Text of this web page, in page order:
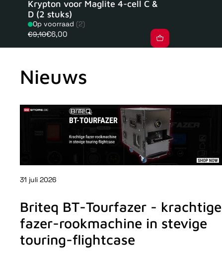
Krypton voor Maglite 4-cell C &
D (2 stuks)
Op voorraad (2)
€9,10€6,00
Nieuws
31 juli 2026
Briteq BT-Tourfazer - krachtige
fazer-rookmachine in stevige
touring-flightcase